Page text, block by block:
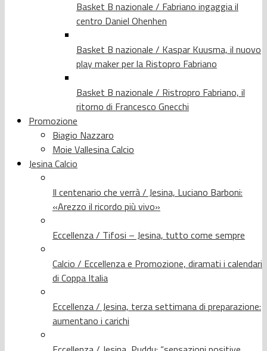
Basket B nazionale / Fabriano ingaggia il
centro Daniel Ohenhen
Basket B nazionale / Kaspar Kuusma, il nuovo
play maker per la Ristopro Fabriano
Basket B nazionale / Ristropro Fabriano, il
ritorno di Francesco Gnecchi
Promozione
Biagio Nazzaro
Moie Vallesina Calcio
Jesina Calcio
Il centenario che verrà / Jesina, Luciano Barboni:
«Arezzo il ricordo più vivo»
Eccellenza / Tifosi – Jesina, tutto come sempre
Calcio / Eccellenza e Promozione, diramati i calendari
di Coppa Italia
Eccellenza / Jesina, terza settimana di preparazione:
aumentano i carichi